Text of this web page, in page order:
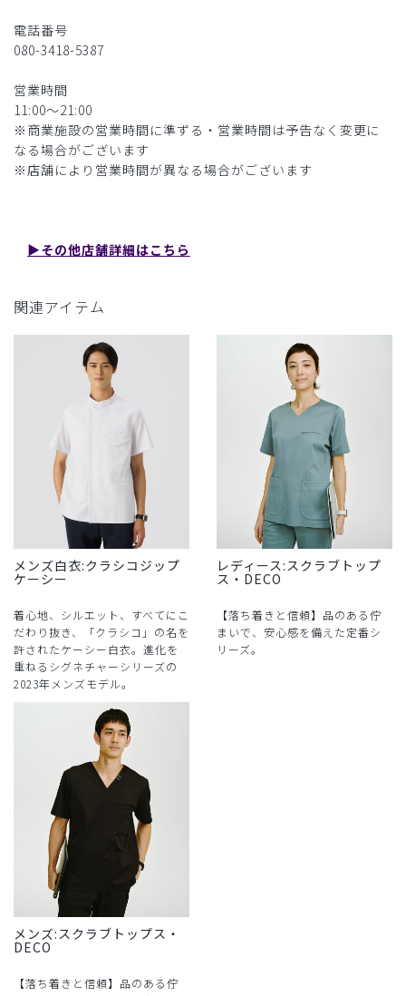
電話番号
080-3418-5387
営業時間
11:00〜21:00
※商業施設の営業時間に準ずる・営業時間は予告なく変更に
なる場合がございます
※店舗により営業時間が異なる場合がございます
▶︎その他店舗詳細はこちら
関連アイテム
メンズ白衣:クラシコジップ
ケーシー
着心地、シルエット、すべてにこ
だわり抜き、「クラシコ」の名を
許されたケーシー白衣。進化を
重ねるシグネチャーシリーズの
2023年メンズモデル。
レディース:スクラブトップ
ス・DECO
【落ち着きと信頼】品のある佇
まいで、安心感を備えた定番シ
リーズ。
メンズ:スクラブトップス・
DECO
【落ち着きと信頼】品のある佇